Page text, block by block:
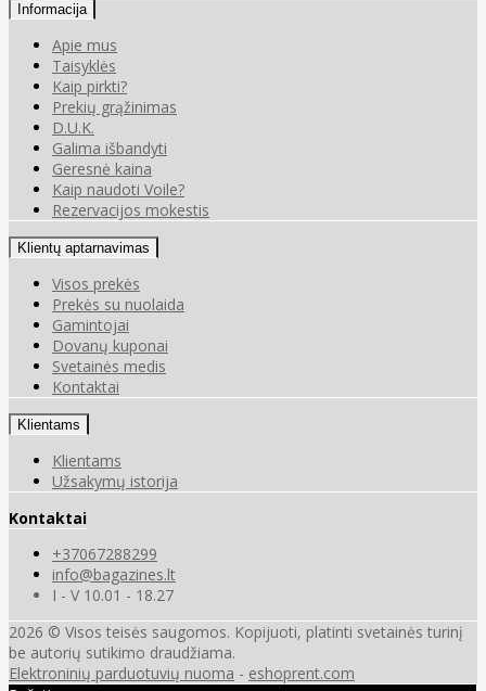
Informacija
Apie mus
Taisyklės
Kaip pirkti?
Prekių grąžinimas
D.U.K.
Galima išbandyti
Geresnė kaina
Kaip naudoti Voile?
Rezervacijos mokestis
Klientų aptarnavimas
Visos prekės
Prekės su nuolaida
Gamintojai
Dovanų kuponai
Svetainės medis
Kontaktai
Klientams
Klientams
Užsakymų istorija
Kontaktai
+37067288299
info@bagazines.lt
I - V 10.01 - 18.27
2026 © Visos teisės saugomos. Kopijuoti, platinti svetainės turinį
be autorių sutikimo draudžiama.
Elektroninių parduotuvių nuoma - eshoprent.com